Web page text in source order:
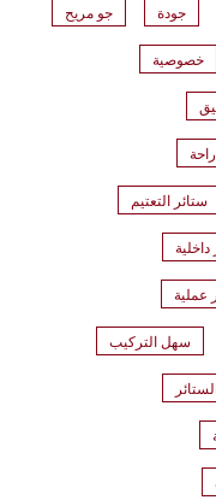
جودة جو مريح
خصوصية
راحة
ستائر التعتيم
داخلية
عملية
سهل التركيب